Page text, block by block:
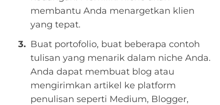
membantu Anda menargetkan klien
yang tepat.
Buat portofolio, buat beberapa contoh
tulisan yang menarik dalam niche Anda.
Anda dapat membuat blog atau
mengirimkan artikel ke platform
penulisan seperti Medium, Blogger,